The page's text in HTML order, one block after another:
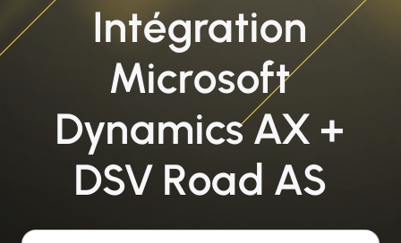
Intégration
Microsoft
Dynamics AX +
DSV Road AS